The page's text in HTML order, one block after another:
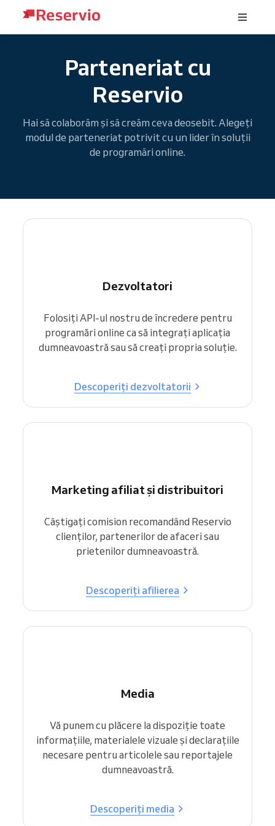
Parteneriat cu
Reservio
Hai să colaborăm și să creăm ceva deosebit. Alegeți
modul de parteneriat potrivit cu un lider în soluții
de programări online.
Dezvoltatori
Folosiți API-ul nostru de încredere pentru
programări online ca să integrați aplicația
dumneavoastră sau să creați propria soluție.
Descoperiți dezvoltatorii
Marketing afiliat și distribuitori
Câștigați comision recomandând Reservio
clienților, partenerilor de afaceri sau
prietenilor dumneavoastră.
Descoperiți afilierea
Media
Vă punem cu plăcere la dispoziție toate
informațiile, materialele vizuale și declarațiile
necesare pentru articolele sau reportajele
dumneavoastră.
Descoperiți media